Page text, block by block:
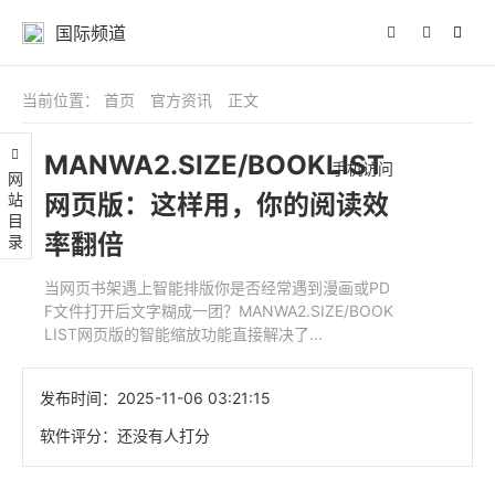
国际频道
网站目录
当前位置： 首页 官方资讯 正文
MANWA2.SIZE/BOOKLIST
网页版：这样用，你的阅读效
率翻倍
手机访问
当网页书架遇上智能排版你是否经常遇到漫画或PD
F文件打开后文字糊成一团？MANWA2.SIZE/BOOK
LIST网页版的智能缩放功能直接解决了...
发布时间： 2025-11-06 03:21:15
软件评分： 还没有人打分